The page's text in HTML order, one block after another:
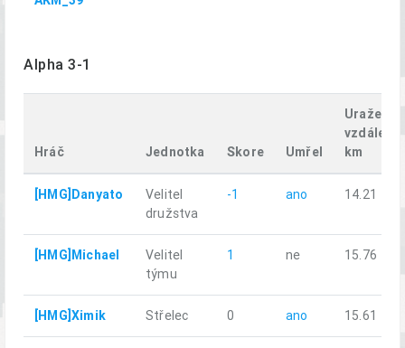
Alpha 3-1
Hráč Jednotka Skore Umřel
Uražená
km
[HMG]Danyato
Velitel
družstva
-1 ano 14.21
[HMG]Michael
Velitel
týmu
1 ne 15.76
[HMG]Ximik Střelec 0 ano 15.61